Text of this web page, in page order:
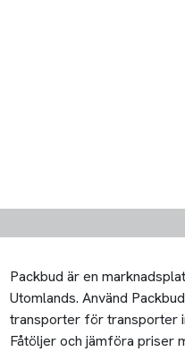
Packbud är en
Utomlands. Använd
transporter för transporter
Fåtöljer och jämföra priser